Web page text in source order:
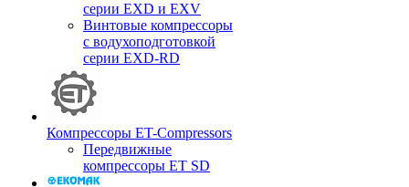
серии EXD и EXV
Винтовые компрессоры
с водухоподготовкой
серии EXD-RD
Компрессоры ET-Compressors
Передвижные
компрессоры ET SD